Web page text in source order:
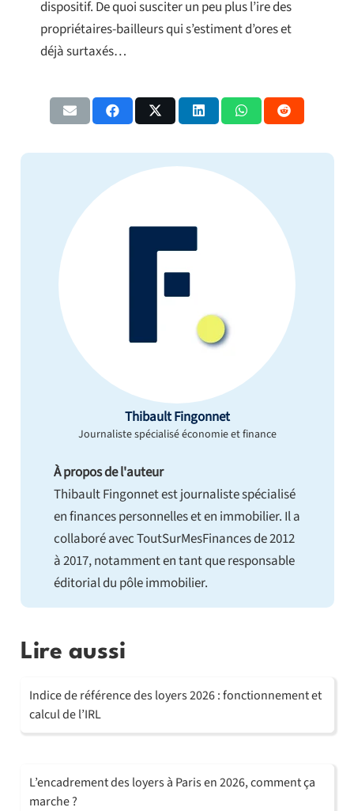
dispositif. De quoi susciter un peu plus l’ire des
propriétaires-bailleurs qui s’estiment d’ores et
déjà surtaxés…
Thibault Fingonnet
Journaliste spécialisé économie et finance
À propos de l'auteur
Thibault Fingonnet est journaliste spécialisé
en finances personnelles et en immobilier. Il a
collaboré avec ToutSurMesFinances de 2012
à 2017, notamment en tant que responsable
éditorial du pôle immobilier.
Lire aussi
Indice de référence des loyers 2026 : fonctionnement et
calcul de l’IRL
L’encadrement des loyers à Paris en 2026, comment ça
marche ?